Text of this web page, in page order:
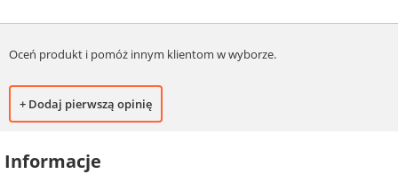
Oceń produkt i pomóż innym klientom w wyborze.
+ Dodaj pierwszą opinię
Informacje